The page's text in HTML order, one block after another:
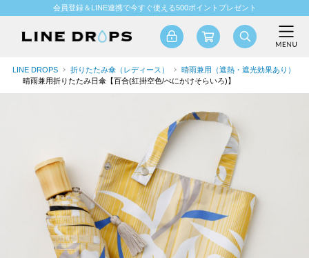
会員登録＆LINE連携で今すぐ使える500ポイントプレゼント
LINE DROPS 折りたたみ傘（レディース）
晴雨兼用（遮熱・遮光効果あり）
晴雨兼用折りたたみ日傘【百合(紅掛空色/べにかけそらいろ)】